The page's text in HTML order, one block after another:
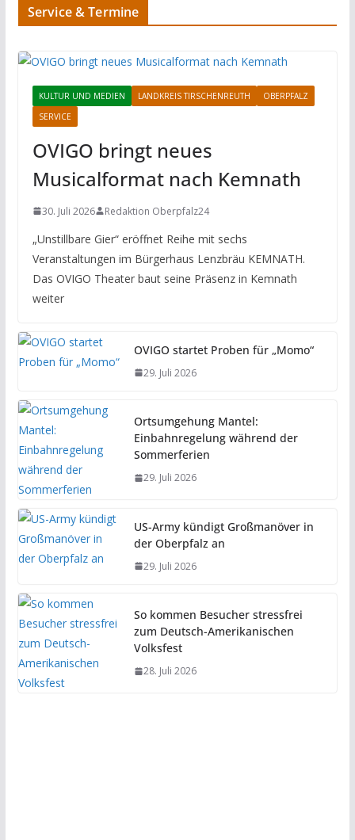
Service & Termine
KULTUR UND MEDIEN LANDKREIS TIRSCHENREUTH
OBERPFALZ
SERVICE
OVIGO bringt neues
Musicalformat nach Kemnath
30. Juli 2026 Redaktion Oberpfalz24
„Unstillbare Gier“ eröffnet Reihe mit sechs
Veranstaltungen im Bürgerhaus Lenzbräu KEMNATH.
Das OVIGO Theater baut seine Präsenz in Kemnath
weiter
OVIGO startet Proben für „Momo“
29. Juli 2026
Ortsumgehung Mantel:
Einbahnregelung während der
Sommerferien
29. Juli 2026
US-Army kündigt Großmanöver in
der Oberpfalz an
29. Juli 2026
So kommen Besucher stressfrei
zum Deutsch-Amerikanischen
Volksfest
28. Juli 2026